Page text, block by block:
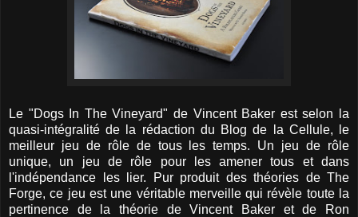
Le "Dogs In The Vineyard" de Vincent Baker est selon la
quasi-intégralité de la rédaction du Blog de la Cellule, le
meilleur jeu de rôle de tous les temps. Un jeu de rôle
unique, un jeu de rôle pour les amener tous et dans
l'indépendance les lier. Pur produit des théories de The
Forge, ce jeu est une véritable merveille qui révèle toute la
pertinence de la théorie de Vincent Baker et de Ron